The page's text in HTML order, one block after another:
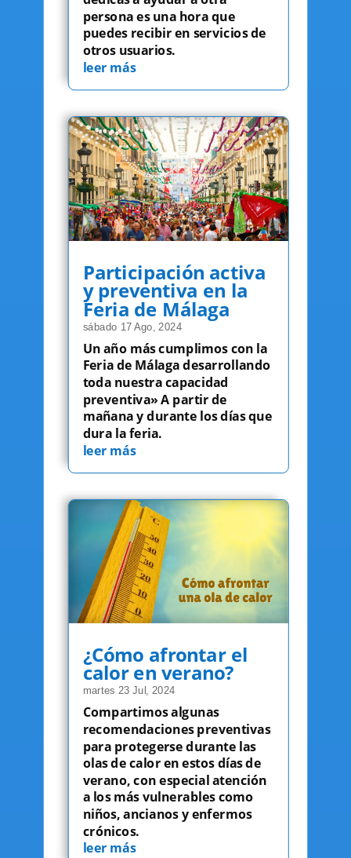
persona es una hora que
puedes recibir en servicios de
otros usuarios.
leer más
Participación activa
y preventiva en la
Feria de Málaga
sábado 17 Ago, 2024
Un año más cumplimos con la
Feria de Málaga desarrollando
toda nuestra capacidad
preventiva» A partir de
mañana y durante los días que
dura la feria.
leer más
¿Cómo afrontar el
calor en verano?
martes 23 Jul, 2024
Compartimos algunas
recomendaciones preventivas
para protegerse durante las
olas de calor en estos días de
verano, con especial atención
a los más vulnerables como
niños, ancianos y enfermos
crónicos.
leer más